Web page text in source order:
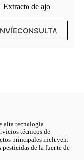
Extracto de ajo
alta tecnología
técnicos de
principales incluyen:
de la fuente de